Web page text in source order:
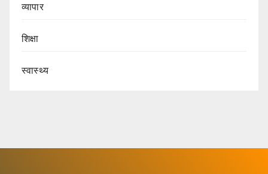
व्यापार
शिक्षा
स्वास्थ्य